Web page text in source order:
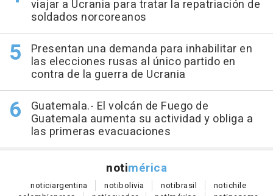
viajar a Ucrania para tratar la repatriación de
soldados norcoreanos
Presentan una demanda para inhabilitar en
las elecciones rusas al único partido en
contra de la guerra de Ucrania
Guatemala.- El volcán de Fuego de
Guatemala aumenta su actividad y obliga a
las primeras evacuaciones
notimérica
noticiargentina notibolivia notibrasil notichile